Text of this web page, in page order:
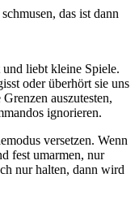
das ist dann
liebt kleine Spiele.
oder überhört sie uns
auszutesten,
ignorieren.
versetzen. Wenn
fest umarmen, nur
nur halten, dann wird